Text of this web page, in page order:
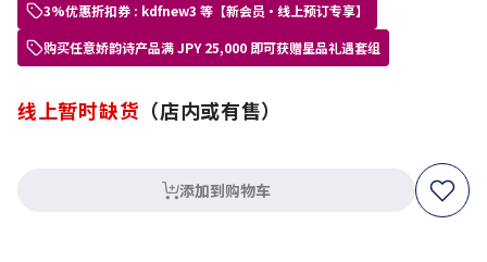
3%优惠折扣券 : kdfnew3 等【新会员・线上预订专享】
购买任意娇韵诗产品满 JPY 25,000 即可获赠星品礼遇套组
线上暂时缺货 （店内或有售）
添加到购物车